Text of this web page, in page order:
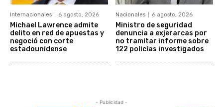
Internacionales 6 agosto, 2026
Michael Lawrence admite
delito en red de apuestas y
negoció con corte
estadounidense
Nacionales 6 agosto, 2026
Ministro de seguridad
denuncia a exjerarcas por
no tramitar informe sobre
122 policías investigados
- Publicidad -